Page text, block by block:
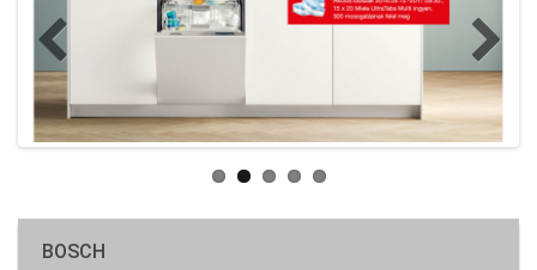
BOSCH